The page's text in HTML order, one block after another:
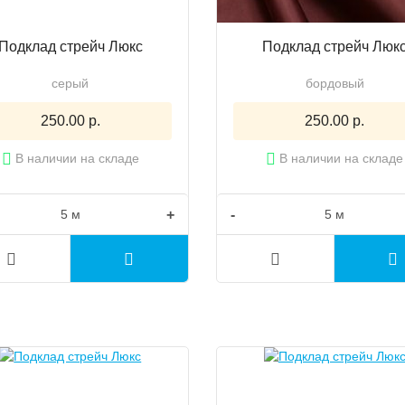
стрейч Люкс
серый
250.00 р.
В наличии на складе
+
Подклад стрейч
бордовый
250.00 р.
В наличии на складе
-